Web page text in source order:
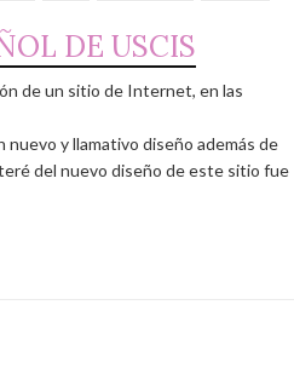
DE USCIS
de un sitio de Internet, en las
y llamativo diseño además de
del nuevo diseño de este sitio fue